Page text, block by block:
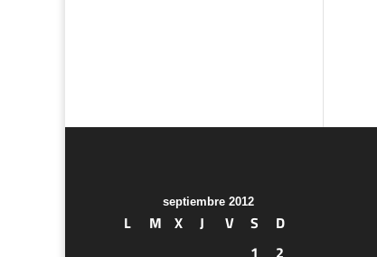
septiembre 2012
L M X J V S
D
1
2